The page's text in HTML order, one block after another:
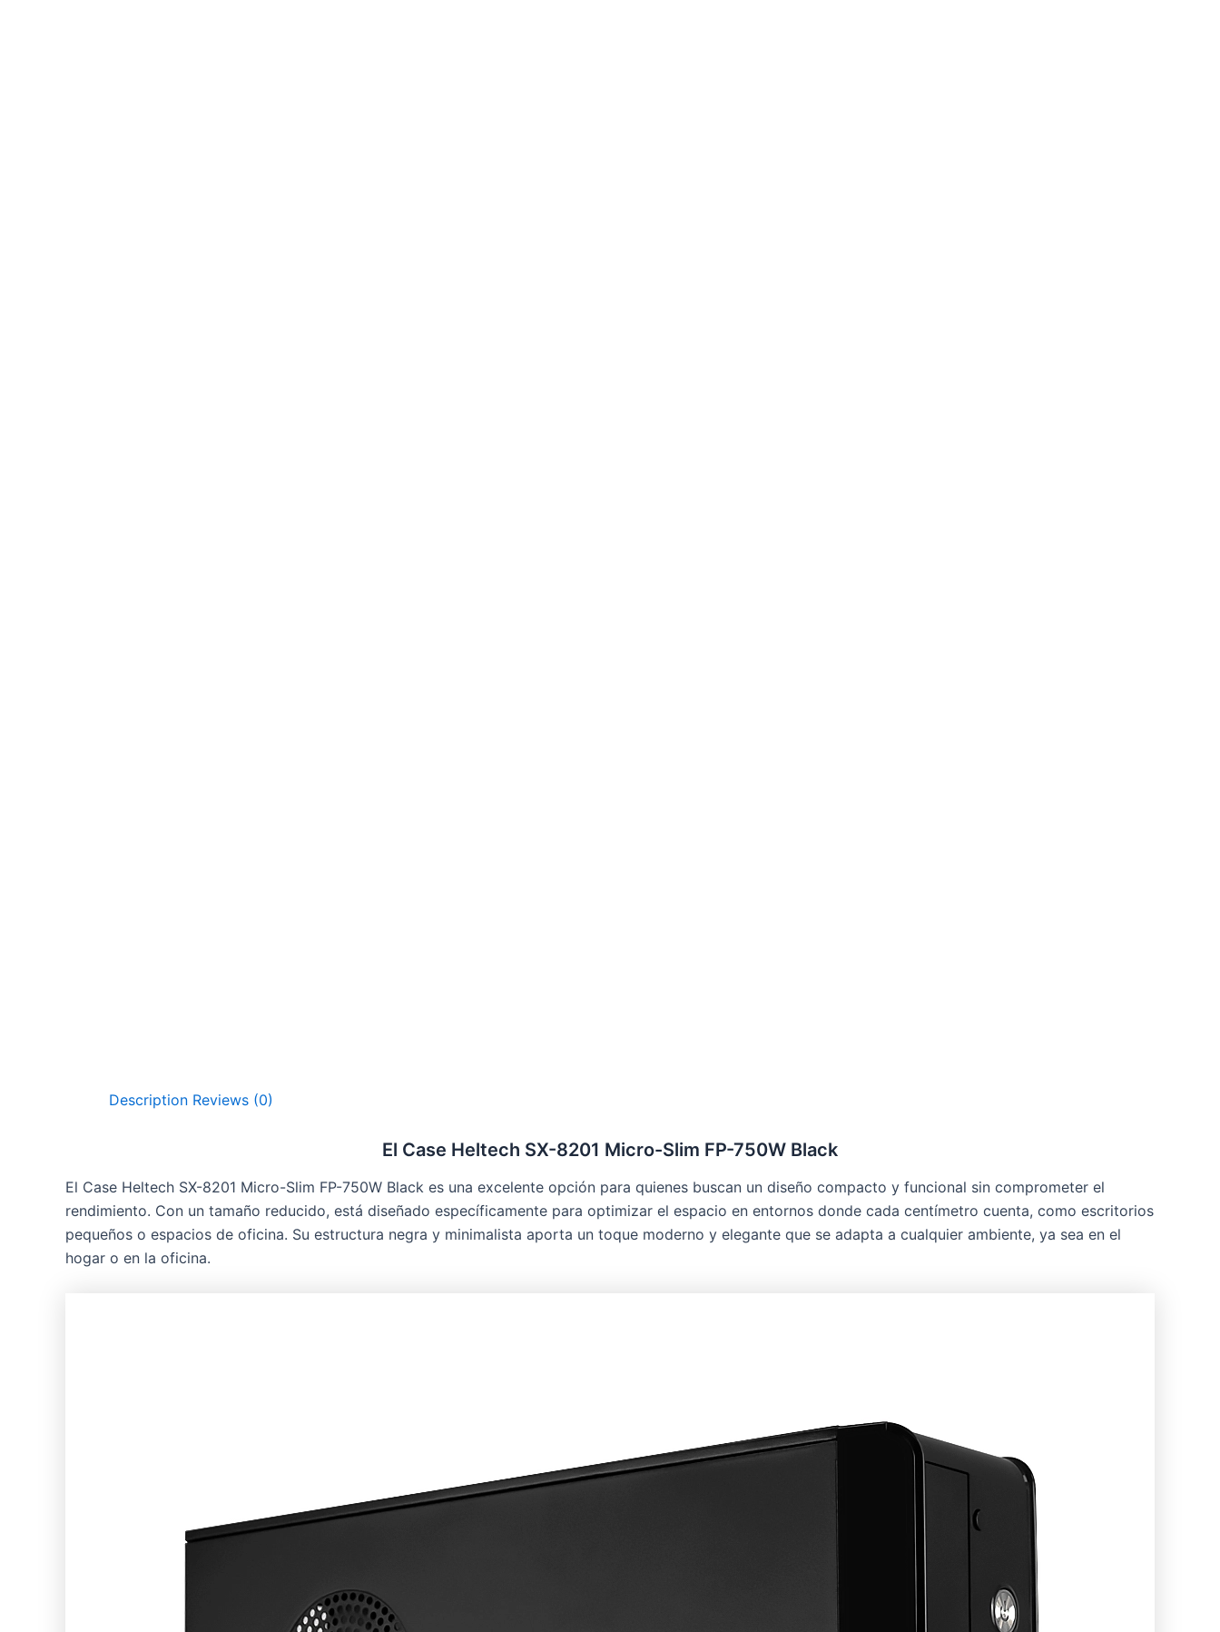
Description Reviews (0)
El Case Heltech SX-8201 Micro-Slim FP-750W Black
El Case Heltech SX-8201 Micro-Slim FP-750W Black es una excelente opción para quienes buscan un diseño compacto y funcional sin comprometer el
rendimiento. Con un tamaño reducido, está diseñado específicamente para optimizar el espacio en entornos donde cada centímetro cuenta, como escritorios
pequeños o espacios de oficina. Su estructura negra y minimalista aporta un toque moderno y elegante que se adapta a cualquier ambiente, ya sea en el
hogar o en la oficina.